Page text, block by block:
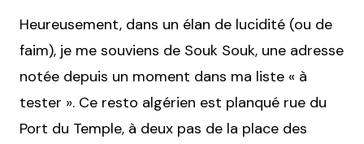
Heureusement, dans un élan de lucidité (ou de
faim), je me souviens de Souk Souk, une adresse
notée depuis un moment dans ma liste « à
tester ». Ce resto algérien est planqué rue du
Port du Temple, à deux pas de la place des